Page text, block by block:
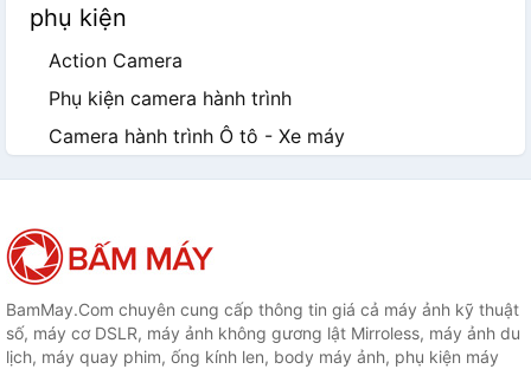
phụ kiện
Action Camera
Phụ kiện camera hành trình
Camera hành trình Ô tô - Xe máy
BamMay.Com chuyên cung cấp thông tin giá cả máy ảnh kỹ thuật
số, máy cơ DSLR, máy ảnh không gương lật Mirroless, máy ảnh du
lịch, máy quay phim, ống kính len, body máy ảnh, phụ kiện máy